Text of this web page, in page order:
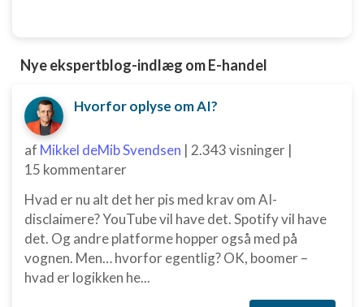
Nye ekspertblog-indlæg om E-handel
Hvorfor oplyse om AI?
af Mikkel deMib Svendsen | 2.343 visninger |
15 kommentarer
Hvad er nu alt det her pis med krav om AI-
disclaimere? YouTube vil have det. Spotify vil have
det. Og andre platforme hopper også med på
vognen. Men… hvorfor egentlig? OK, boomer –
hvad er logikken he...